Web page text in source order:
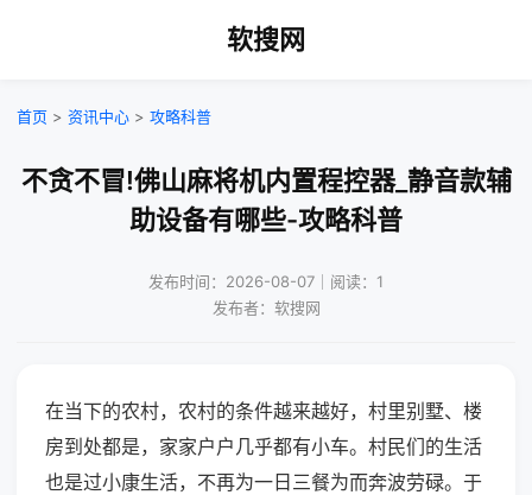
软搜网
首页 > 资讯中心 > 攻略科普
不贪不冒!佛山麻将机内置程控器_静音款辅
助设备有哪些-攻略科普
发布时间：2026-08-07｜阅读：1
发布者：软搜网
在当下的农村，农村的条件越来越好，村里别墅、楼
房到处都是，家家户户几乎都有小车。村民们的生活
也是过小康生活，不再为一日三餐为而奔波劳碌。于